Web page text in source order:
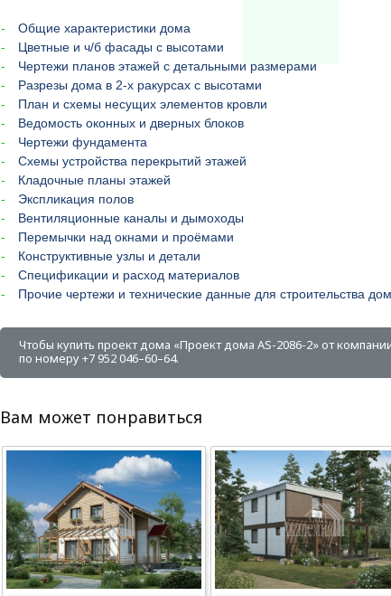
Общие характеристики дома
Цветные и ч/б фасады с высотами
Чертежи планов этажей с детальными размерами
Разрезы дома в 2-х ракурсах с высотами
План и схемы несущих элементов кровли
Ведомость оконных и дверных блоков
Чертежи фундамента
Схемы устройства перекрытий этажей
Кладочные планы этажей
Экспликация полов
Вентиляционные каналы и дымоходы
Перемычки над окнами и проёмами
Конструктивные узлы и детали
Спецификации и расход материалов
Прочие чертежи и технические данные для строительства
Чтобы купить проект дома «Проект дома AS-2086-2» от
по номеру +7 952 046–60–64.
Вам может понравиться